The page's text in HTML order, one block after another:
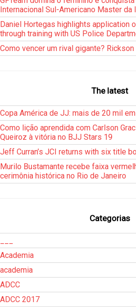
Internacional Sul-Americano Master da
Daniel Hortegas highlights application
through training with US Police
Como vencer um rival gigante?
The latest
Copa América de JJ: mais de 20 mil
Como lição aprendida com Carlson
Queiroz à vitória no BJJ Stars 19
Jeff Curran’s JCI returns with six title
Murilo Bustamante recebe faixa
cerimônia histórica no Rio de Janeiro
Categorias
Academia
academia
ADCC
ADCC 2017